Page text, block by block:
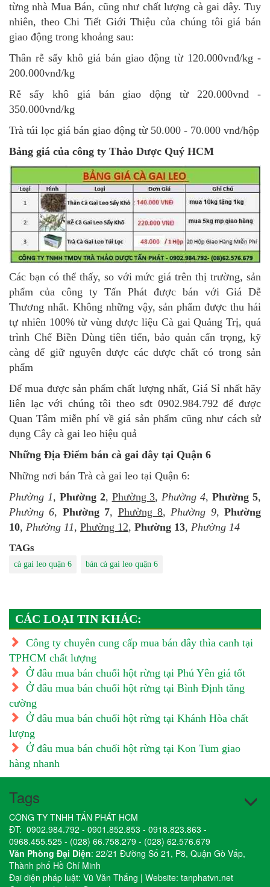
từng nhà Mua Bán, cũng như chất lượng cà gai dây. Tuy
nhiên, theo Chi Tiết Giới Thiệu của chúng tôi giá bán
giao động trong khoảng sau:
Thân rễ sấy khô giá bán giao động từ 120.000vnđ/kg -
200.000vnđ/kg
Rễ sấy khô giá bán giao động từ 220.000vnđ -
350.000vnđ/kg
Trà túi lọc giá bán giao động từ 50.000 - 70.000 vnđ/hộp
Bảng giá của công ty Thảo Dược Quý HCM
Các bạn có thể thấy, so với mức giá trên thị trường, sản
phẩm của công ty Tấn Phát được bán với Giá Dễ
Thương nhất. Không những vậy, sản phẩm được thu hái
tự nhiên 100% từ vùng dược liệu Cà gai Quảng Trị, quá
trình Chế Biền Dùng tiên tiến, bảo quản cẩn trọng, kỹ
càng để giữ nguyên được các dược chất có trong sản
phẩm
Để mua được sản phẩm chất lượng nhất, Giá Sỉ nhất hãy
liên lạc với chúng tôi theo sđt 0902.984.792 để được
Quan Tâm miễn phí về giá sản phẩm cũng như cách sử
dụng Cây cà gai leo hiệu quả
Những Địa Điểm bán cà gai dây tại Quận 6
Những nơi bán Trà cà gai leo tại Quận 6:
Phường 1, Phường 2, Phường 3,Phường 4,Phường 5,
Phường 6, Phường 7, Phường 8,Phường 9, Phường
10, Phường 11, Phường 12, Phường 13, Phường 14
TAGs
cà gai leo quận 6 bán cà gai leo quận 6
CÁC LOẠI TIN KHÁC:
Công ty chuyên cung cấp mua bán dây thìa canh tại
TPHCM chất lượng
Ở đâu mua bán chuối hột rừng tại Phú Yên giá tốt
Ở đâu mua bán chuối hột rừng tại Bình Định tăng
cường
Ở đâu mua bán chuối hột rừng tại Khánh Hòa chất
lượng
Ở đâu mua bán chuối hột rừng tại Kon Tum giao
hàng nhanh
Tags
CÔNG TY TNHH TẤN PHÁT HCM
ĐT: 0902.984.792 - 0901.852.853 - 0918.823.863 -
0968.455.525 - (028) 66.758.279 - (028) 62.576.679
Văn Phòng Đại Diện: 22/21 Đường Số 21, P8, Quận Gò Vấp,
Thành phố Hồ Chí Minh
Đại diện pháp luật: Vũ Văn Thắng | Website: tanphatvn.net